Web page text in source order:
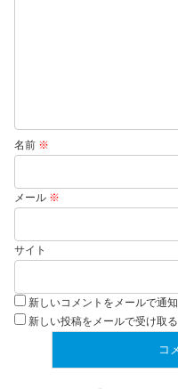
名前 ※
メール ※
サイト
新しいコメントをメールで通知
新しい投稿をメールで受け取る